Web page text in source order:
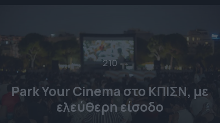
210
Park Your Cinema στο ΚΠΙΣΝ, με
ελεύθερη είσοδο